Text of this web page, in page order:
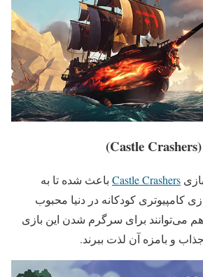
Castle Crashers باعث شده تا به
کامپیوتری کودکانه در دنیا محبوب
هم می‌توانند برای سرگرم شدن این بازی
و بامزه آن لذت ببرند.